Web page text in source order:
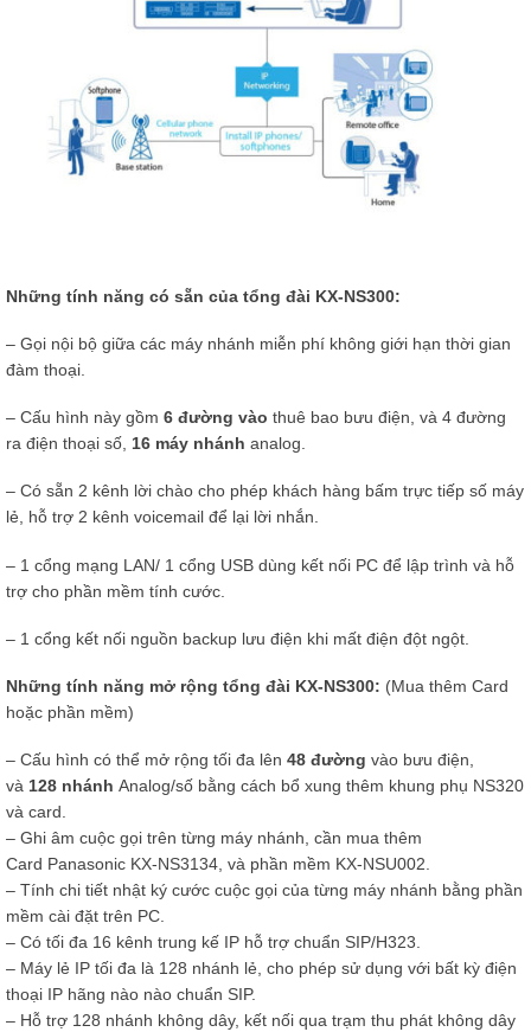
Những tính năng có sẵn của tổng đài KX-NS300:
– Gọi nội bộ giữa các máy nhánh miễn phí không giới hạn thời gian
đàm thoại.
– Cấu hình này gồm 6 đường vào thuê bao bưu điện, và 4 đường
ra điện thoại số, 16 máy nhánh analog.
– Có sẵn 2 kênh lời chào cho phép khách hàng bấm trực tiếp số máy
lẻ, hỗ trợ 2 kênh voicemail để lại lời nhắn.
– 1 cổng mạng LAN/ 1 cổng USB dùng kết nối PC để lập trình và hỗ
trợ cho phần mềm tính cước.
– 1 cổng kết nối nguồn backup lưu điện khi mất điện đột ngột.
Những tính năng mở rộng tổng đài KX-NS300: (Mua thêm Card
hoặc phần mềm)
– Cấu hình có thể mở rộng tối đa lên 48 đường vào bưu điện,
và 128 nhánh Analog/số bằng cách bổ xung thêm khung phụ NS320
và card.
– Ghi âm cuộc gọi trên từng máy nhánh, cần mua thêm
Card Panasonic KX-NS3134, và phần mềm KX-NSU002.
– Tính chi tiết nhật ký cước cuộc gọi của từng máy nhánh bằng phần
mềm cài đặt trên PC.
– Có tối đa 16 kênh trung kế IP hỗ trợ chuẩn SIP/H323.
– Máy lẻ IP tối đa là 128 nhánh lẻ, cho phép sử dụng với bất kỳ điện
thoại IP hãng nào nào chuẩn SIP.
– Hỗ trợ 128 nhánh không dây, kết nối qua trạm thu phát không dây